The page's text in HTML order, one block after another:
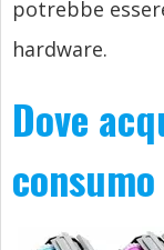
potrebbe
hardware.
Dove